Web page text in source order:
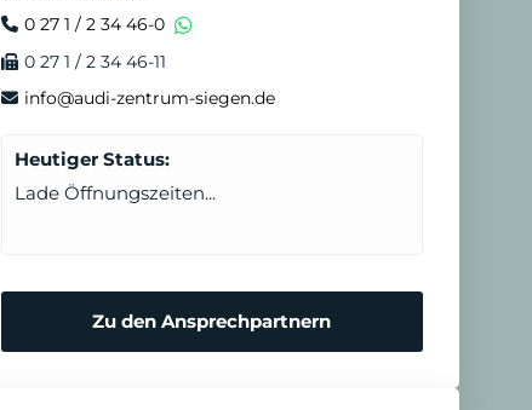
d
i
e
n
s
t
0 27 1 / 2 34 46-0
0 27 1 / 2 34 46-11
info@audi-zentrum-siegen.de
Heutiger Status:
Lade Öffnungszeiten...
Zu den Ansprechpartnern